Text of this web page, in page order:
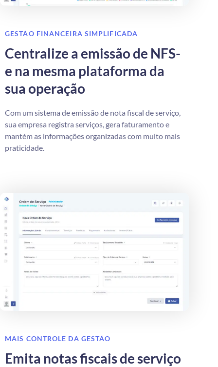
GESTÃO FINANCEIRA SIMPLIFICADA
Centralize a emissão de NFS-
e na mesma plataforma da
sua operação
Com um sistema de emissão de nota fiscal de serviço,
sua empresa registra serviços, gera faturamento e
mantém as informações organizadas com muito mais
praticidade.
MAIS CONTROLE DA GESTÃO
Emita notas fiscais de serviço